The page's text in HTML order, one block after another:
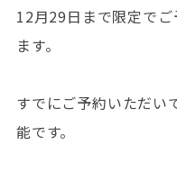
12月29日まで限定で
ます。
すでにご予約いただい
能です。